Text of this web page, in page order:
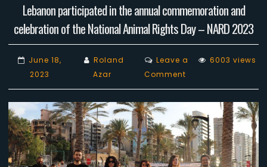
Lebanon participated in the annual commemoration and
celebration of the National Animal Rights Day – NARD 2023
June 18,
2023
Roland
Azar
Leave a
Commenton
Lebanon
participated
in
the
annual
commemoration
6003 views